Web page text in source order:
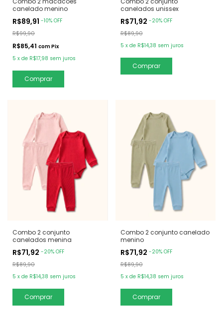
canelado menino
R$89,91 -10% OFF
R$99,90
R$85,41 comPix
5 x de R$17,98 sem juros
Comprar
canelados unissex
R$71,92 -20% OFF
R$89,90
5 x de R$14,38 sem juros
Comprar
Combo 2 conjunto
canelados menina
R$71,92 -20% OFF
R$89,90
5 x de R$14,38 sem juros
Comprar
Combo 2 conjunto canelado
menino
R$71,92 -20% OFF
R$89,90
5 x de R$14,38 sem juros
Comprar